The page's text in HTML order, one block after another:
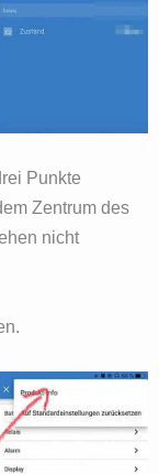
Punkte
Zentrum des
nicht